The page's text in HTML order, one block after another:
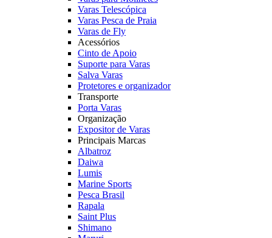
Varas Telescópica
Varas Pesca de Praia
Varas de Fly
Acessórios
Cinto de Apoio
Suporte para Varas
Salva Varas
Protetores e organizador
Transporte
Porta Varas
Organização
Expositor de Varas
Principais Marcas
Albatroz
Daiwa
Lumis
Marine Sports
Pesca Brasil
Rapala
Saint Plus
Shimano